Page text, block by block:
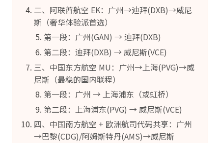
二、阿联酋航空 EK：广州→迪拜(DXB)→威尼
斯（奢华体验派首选）
第一段：广州(GAN) → 迪拜(DXB)
第二段：迪拜(DXB) → 威尼斯(VCE)
三、中国东方航空 MU：广州→上海(PVG)→威
尼斯（最稳的国内联程）
第一段：广州 → 上海浦东（或虹桥）
第二段：上海浦东(PVG) → 威尼斯(VCE)
四、中国南方航空 + 欧洲航司代码共享：广州
→巴黎(CDG)/阿姆斯特丹(AMS)→威尼斯